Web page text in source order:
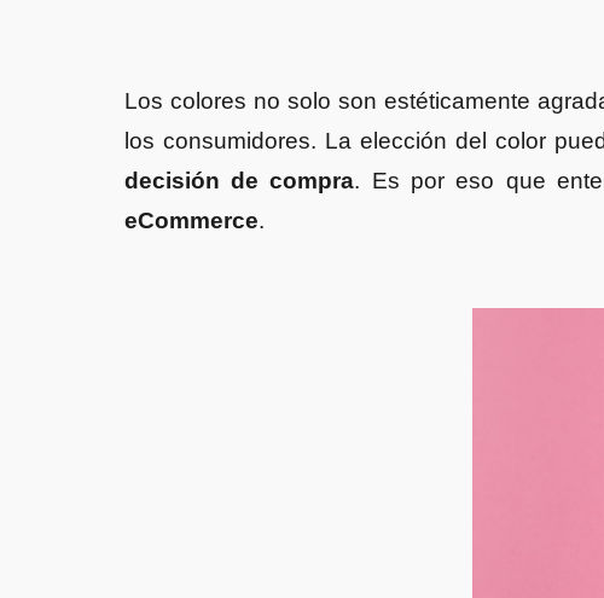
Los colores no solo son estéticamente
los consumidores. La elección del color
decisión de compra. Es por eso que
eCommerce.